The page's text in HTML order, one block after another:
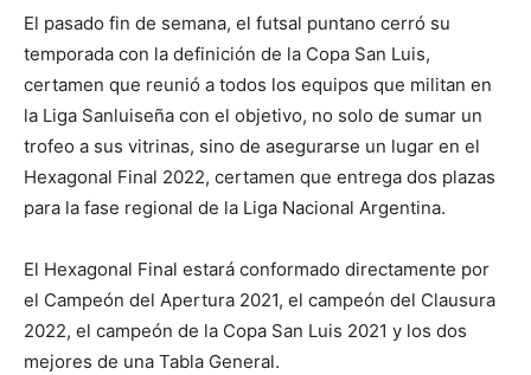
El pasado fin de semana, el futsal puntano cerró su
temporada con la definición de la Copa San Luis,
certamen que reunió a todos los equipos que militan en
la Liga Sanluiseña con el objetivo, no solo de sumar un
trofeo a sus vitrinas, sino de asegurarse un lugar en el
Hexagonal Final 2022, certamen que entrega dos plazas
para la fase regional de la Liga Nacional Argentina.
El Hexagonal Final estará conformado directamente por
el Campeón del Apertura 2021, el campeón del Clausura
2022, el campeón de la Copa San Luis 2021 y los dos
mejores de una Tabla General.